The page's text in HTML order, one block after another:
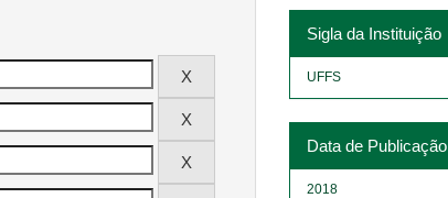
Sigla da Instituição
UFFS
Data de Publicação
2018